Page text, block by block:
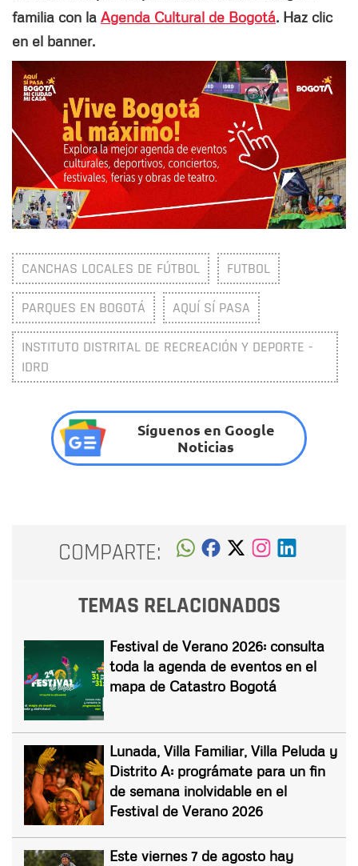
familia con la Agenda Cultural de Bogotá. Haz clic
en el banner.
CANCHAS LOCALES DE FÚTBOL FUTBOL
PARQUES EN BOGOTÁ AQUÍ SÍ PASA
INSTITUTO DISTRITAL DE RECREACIÓN Y DEPORTE -
IDRD
Síguenos en Google
Noticias
COMPARTE:
TEMAS RELACIONADOS
Festival de Verano 2026: consulta
toda la agenda de eventos en el
mapa de Catastro Bogotá
Lunada, Villa Familiar, Villa Peluda y
Distrito A: prográmate para un fin
de semana inolvidable en el
Festival de Verano 2026
Este viernes 7 de agosto hay